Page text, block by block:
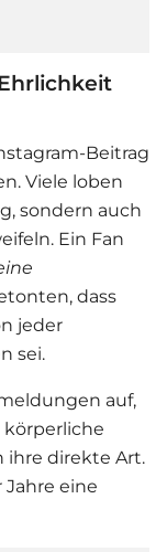
Beitrag
Viele loben
sondern auch
Ein Fan
dass
jeder
sei.
auf,
ihre direkte Art.
eine